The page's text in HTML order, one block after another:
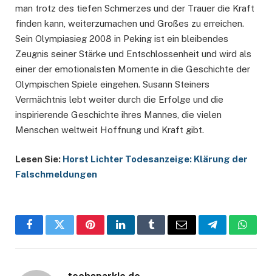
man trotz des tiefen Schmerzes und der Trauer die Kraft
finden kann, weiterzumachen und Großes zu erreichen.
Sein Olympiasieg 2008 in Peking ist ein bleibendes
Zeugnis seiner Stärke und Entschlossenheit und wird als
einer der emotionalsten Momente in die Geschichte der
Olympischen Spiele eingehen. Susann Steiners
Vermächtnis lebt weiter durch die Erfolge und die
inspirierende Geschichte ihres Mannes, die vielen
Menschen weltweit Hoffnung und Kraft gibt.
Lesen Sie: Horst Lichter Todesanzeige: Klärung der
Falschmeldungen
FacebookTwitterPinterestLinkedInTumblrEmail Telegram